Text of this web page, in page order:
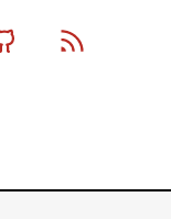
Github